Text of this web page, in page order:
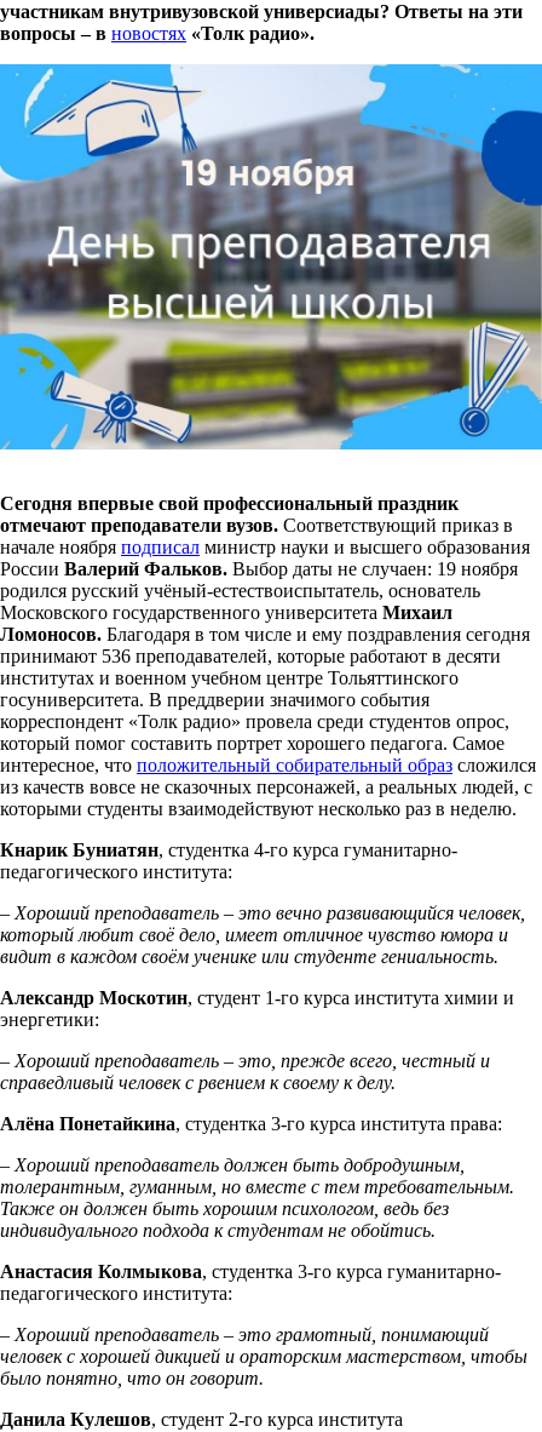
участникам внутривузовской универсиады? Ответы на эти
вопросы – в новостях «Толк радио».
Сегодня впервые свой профессиональный праздник
отмечают преподаватели вузов. Соответствующий приказ в
начале ноября подписал министр науки и высшего образования
России Валерий Фальков. Выбор даты не случаен: 19 ноября
родился русский учёный-естествоиспытатель, основатель
Московского государственного университета Михаил
Ломоносов. Благодаря в том числе и ему поздравления сегодня
принимают 536 преподавателей, которые работают в десяти
институтах и военном учебном центре Тольяттинского
госуниверситета. В преддверии значимого события
корреспондент «Толк радио» провела среди студентов опрос,
который помог составить портрет хорошего педагога. Самое
интересное, что положительный собирательный образ сложился
из качеств вовсе не сказочных персонажей, а реальных людей, с
которыми студенты взаимодействуют несколько раз в неделю.
Кнарик Буниатян, студентка 4-го курса гуманитарно-
педагогического института:
– Хороший преподаватель – это вечно развивающийся человек,
который любит своё дело, имеет отличное чувство юмора и
видит в каждом своём ученике или студенте гениальность.
Александр Москотин, студент 1-го курса института химии и
энергетики:
– Хороший преподаватель – это, прежде всего, честный и
справедливый человек с рвением к своему к делу.
Алёна Понетайкина, студентка 3-го курса института права:
– Хороший преподаватель должен быть добродушным,
толерантным, гуманным, но вместе с тем требовательным.
Также он должен быть хорошим психологом, ведь без
индивидуального подхода к студентам не обойтись.
Анастасия Колмыкова, студентка 3-го курса гуманитарно-
педагогического института:
– Хороший преподаватель – это грамотный, понимающий
человек с хорошей дикцией и ораторским мастерством, чтобы
было понятно, что он говорит.
Данила Кулешов, студент 2-го курса института